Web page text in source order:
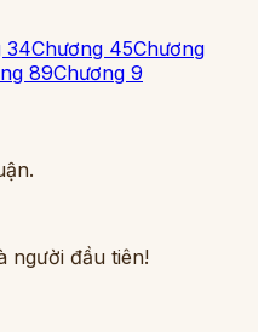
34Chương 45Chương
89Chương 9
người đầu tiên!